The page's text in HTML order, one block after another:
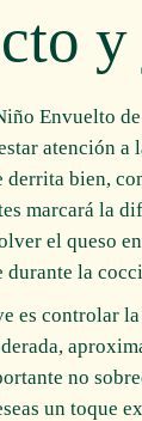
Envuelto
atención a
derrita bien,
marcará la
el queso
durante la
es controlar
no
un toque